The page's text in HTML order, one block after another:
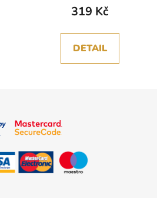
319 Kč
DETAIL